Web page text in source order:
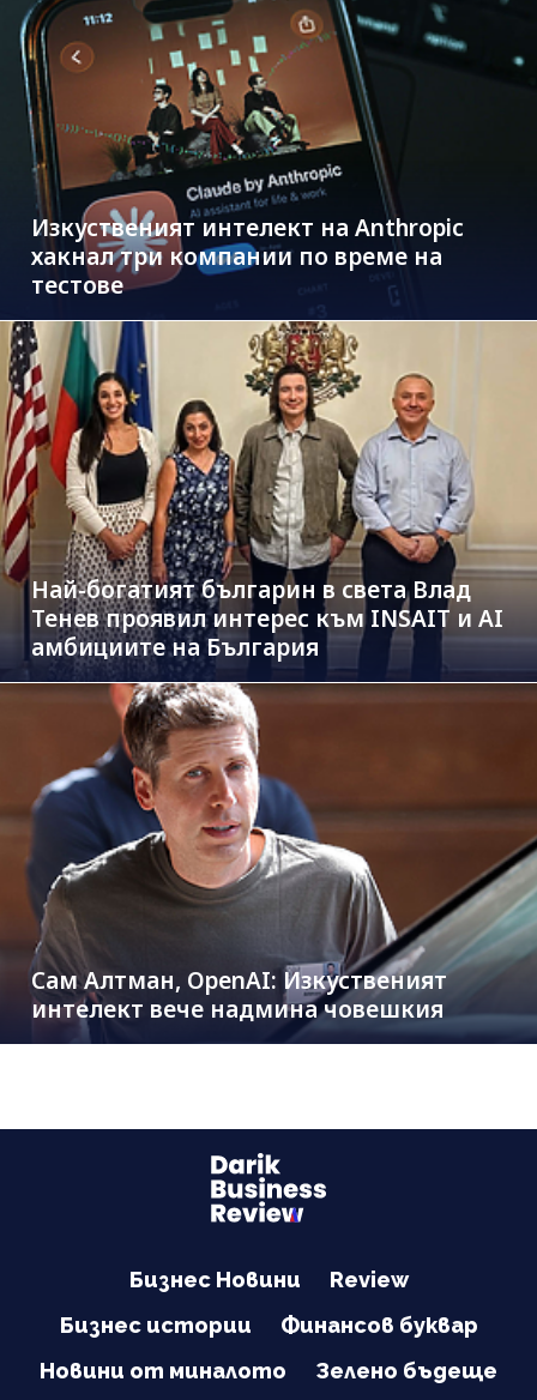
Изкуственият интелект на Anthropic
хакнал три компании по време на
тестове
Най-богатият българин в света Влад
Тенев проявил интерес към INSAIT и AI
амбициите на България
Сам Алтман, OpenAI: Изкуственият
интелект вече надмина човешкия
Бизнес Новини
Review
Бизнес истории
Финансов буквар
Новини от миналото
Зелено бъдеще